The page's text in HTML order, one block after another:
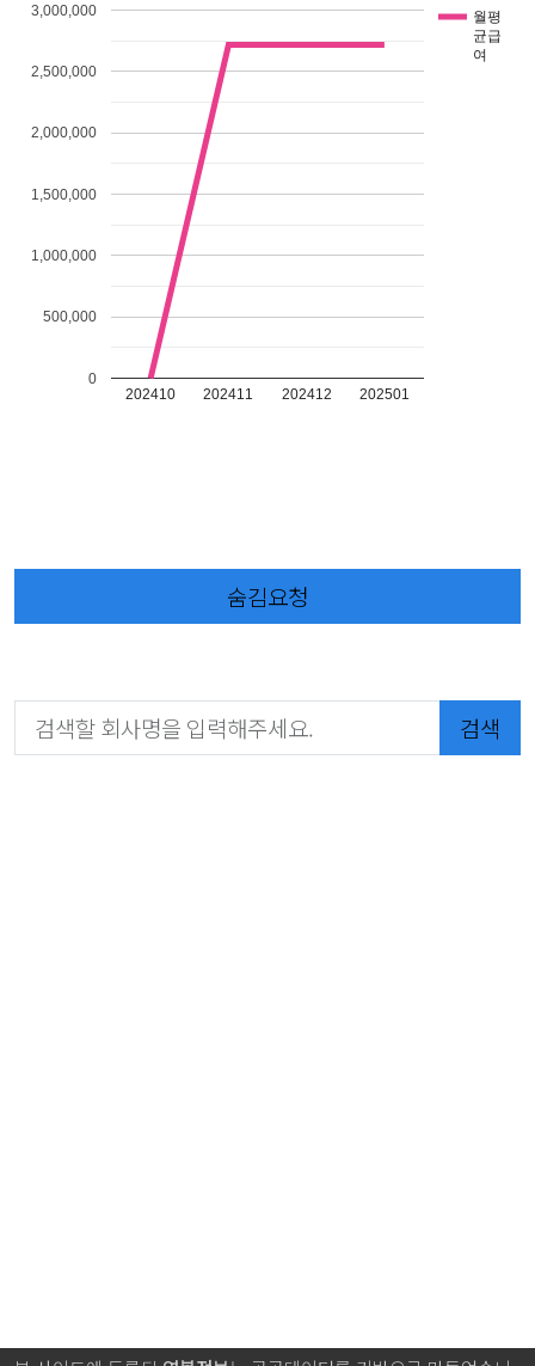
월평
균급
여
202410 202411 202412 202501
0
500,000
1,000,000
1,500,000
2,000,000
2,500,000
3,000,000
숨김요청
검색